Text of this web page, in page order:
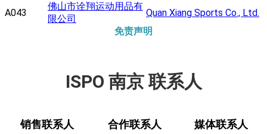
A043
佛山市诠翔运动用品有
限公司
Quan Xiang Sports Co., Ltd.
免责声明
ISPO 南京 联系人
销售联系人 合作联系人 媒体联系人